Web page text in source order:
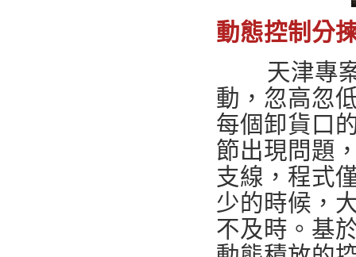
動態控制分
天津專
動，忽高忽
每個卸貨口
節出現問題
支線，程式
少的時候，
不及時。基